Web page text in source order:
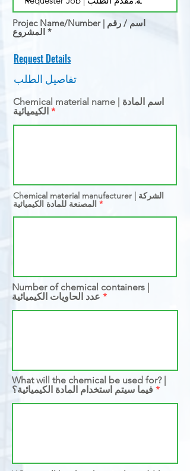
Projec Name/Number | اسم / رقم
المشروع *
Request Details
تفاصيل الطلب
Chemical material name | اسم المادة
الكيميائية
Chemical material manufacturer | الشركة
المصنعة للمادة الكيميائية
Number of chemical containers |
عدد الحاويات الكيميائية
What will the chemical be used for? |
فيما سيتم استخدام المادة الكيميائية؟